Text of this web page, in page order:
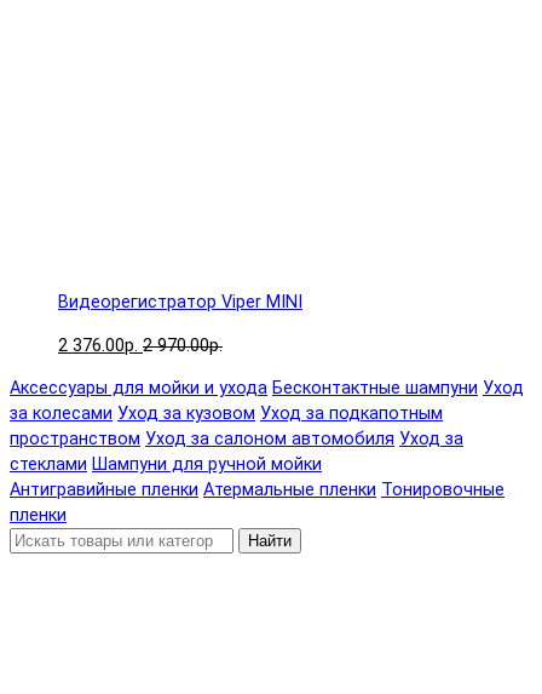
Видеорегистратор Viper MINI
2 376.00р. 2 970.00р.
Аксессуары для мойки и ухода Бесконтактные шампуни Уход
за колесами Уход за кузовом Уход за подкапотным
пространством Уход за салоном автомобиля Уход за
стеклами Шампуни для ручной мойки
Антигравийные пленки Атермальные пленки Тонировочные
пленки
Найти